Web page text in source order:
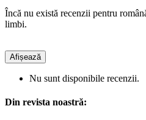
Încă nu există recenzii pentru
limbi.
Afișează
Nu sunt disponibile recenzii.
Din revista noastră: